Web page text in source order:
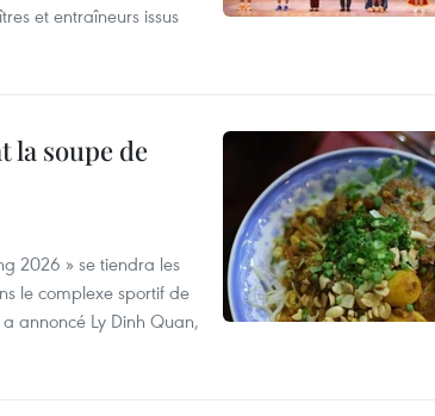
et entraîneurs issus
la soupe de
2026 » se tiendra les
le complexe sportif de
annoncé Ly Dinh Quan,